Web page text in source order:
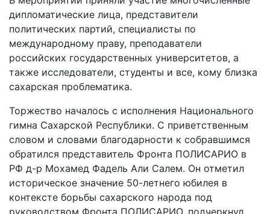
дипломатические лица, представители
политических партий, специалисты по
международному праву, преподаватели
российских государственных университетов, а
также исследователи, студенты и все, кому близка
сахарская проблематика.
Торжество началось с исполнения Национального
гимна Сахарской Республики. С приветственным
словом и словами благодарности к собравшимся
обратился представитель Фронта ПОЛИСАРИО в
РФ д-р Мохамед Фадель Али Салем. Он отметил
историческое значение 50-летнего юбилея в
контексте борьбы сахарского народа под
руководством Фронта ПОЛИСАРИО, подчеркнул